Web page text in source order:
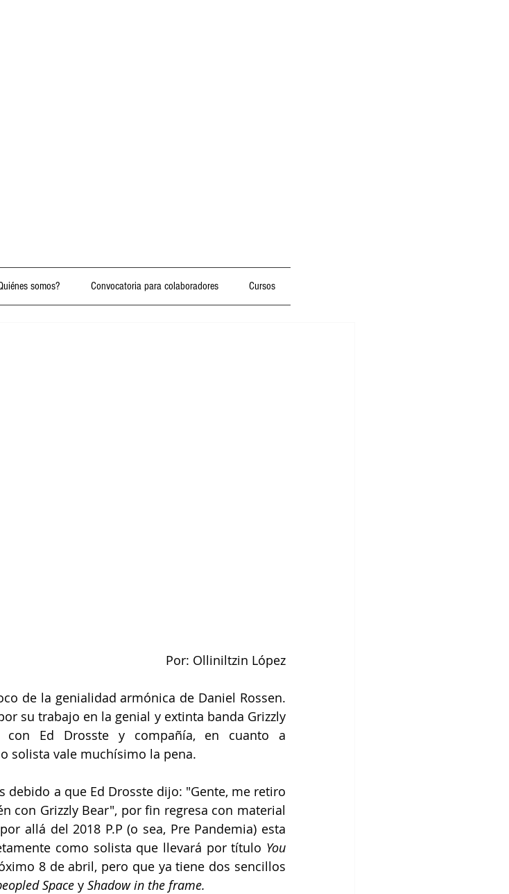
somos? Convocatoria para colaboradores Cursos
Por: Olliniltzin López
de la genialidad armónica de Daniel Rossen.
su trabajo en la genial y extinta banda Grizzly
con Ed Drosste y compañía, en cuanto a
solista vale muchísimo la pena.
debido a que Ed Drosste dijo: "Gente, me retiro
con Grizzly Bear", por fin regresa con material
allá del 2018 P.P (o sea, Pre Pandemia) esta
como solista que llevará por título You
8 de abril, pero que ya tiene dos sencillos
Space y Shadow in the frame.